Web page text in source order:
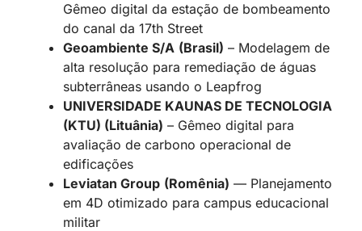
Gêmeo digital da estação de bombeamento
do canal da 17th Street
Geoambiente S/A (Brasil) – Modelagem de
alta resolução para remediação de águas
subterrâneas usando o Leapfrog
UNIVERSIDADE KAUNAS DE TECNOLOGIA
(KTU) (Lituânia) – Gêmeo digital para
avaliação de carbono operacional de
edificações
Leviatan Group (Romênia) — Planejamento
em 4D otimizado para campus educacional
militar